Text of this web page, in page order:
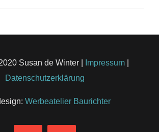
Susan de Winter | Impressum|
Datenschutzerklärung
Werbeatelier Baurichter